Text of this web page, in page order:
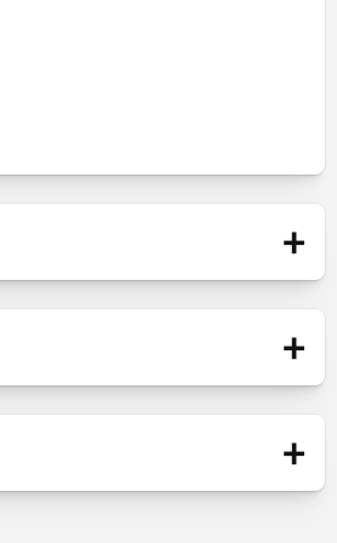
+
/
in vergelijking met het
+
+